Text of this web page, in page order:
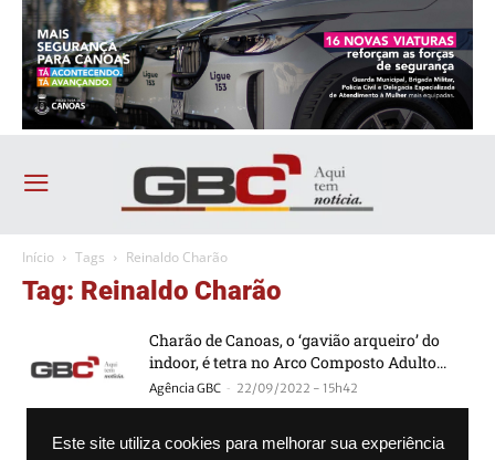
Este site utiliza cookies para melhorar sua experiência
Início Tags Reinaldo Charão
Tag: Reinaldo Charão
Charão de Canoas, o ‘gavião arqueiro’ do
indoor, é tetra no Arco Composto Adulto...
Agência GBC - 22/09/2022 - 15h42